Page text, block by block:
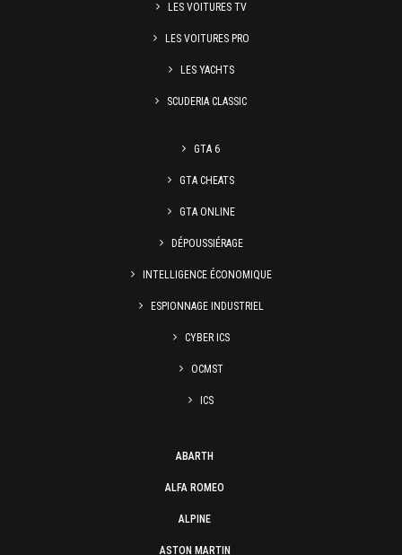
LES VOITURES TV
LES VOITURES PRO
LES YACHTS
SCUDERIA CLASSIC
GTA 6
GTA CHEATS
GTA ONLINE
DÉPOUSSIÉRAGE
INTELLIGENCE ÉCONOMIQUE
ESPIONNAGE INDUSTRIEL
CYBER ICS
OCMST
ICS
ABARTH
ALFA ROMEO
ALPINE
ASTON MARTIN